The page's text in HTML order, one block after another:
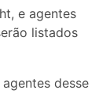
e agentes
listados
desse